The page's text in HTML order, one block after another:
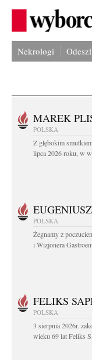
Nekrologi
MAREK
POLSKA
Z głębokim
lipca 2026 roku, w
POLSKA
Żegnamy z
i Wizjonera
FELIKS
POLSKA
3 sierpnia 2026r.
wieku 69 lat Feliks